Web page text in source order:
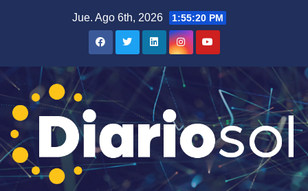
Jue. Ago 6th, 2026 1:55:21 PM